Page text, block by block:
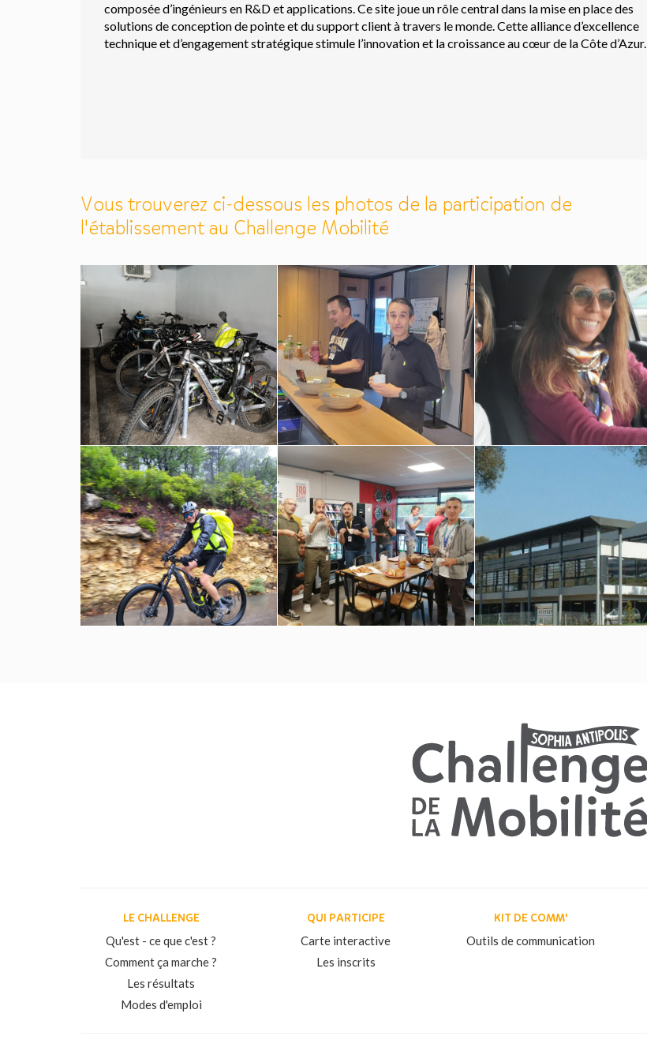
composée d’ingénieurs en R&D et applications. Ce site joue un rôle central dans la mise en place des
solutions de conception de pointe et du support client à travers le monde. Cette alliance d’excellence
technique et d’engagement stratégique stimule l’innovation et la croissance au cœur de la Côte d’Azur.
Vous trouverez ci-dessous les photos de la participation de
l'établissement au Challenge Mobilité
LE CHALLENGE
Qu'est - ce que c'est ?
Comment ça marche ?
Les résultats
Modes d'emploi
QUI PARTICIPE
Carte interactive
Les inscrits
KIT DE COMM'
Outils de communication